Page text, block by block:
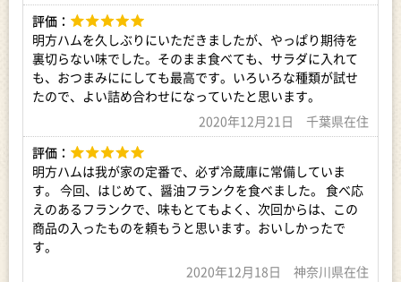
評価：
明方ハムを久しぶりにいただきましたが、やっぱり期待を
裏切らない味でした。そのまま食べても、サラダに入れて
も、おつまみににしても最高です。いろいろな種類が試せ
たので、よい詰め合わせになっていたと思います。
2020年12月21日 千葉県在住
評価：
明方ハムは我が家の定番で、必ず冷蔵庫に常備していま
す。 今回、はじめて、醤油フランクを食べました。 食べ応
えのあるフランクで、味もとてもよく、次回からは、この
商品の入ったものを頼もうと思います。おいしかったで
す。
2020年12月18日 神奈川県在住